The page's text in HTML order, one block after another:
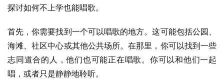
探讨如何不上学也能唱歌。
首先，你需要找到一个可以唱歌的地方。这可能包括公园、
海滩、社区中心或其他公共场所。在那里，你可以找到一些
志同道合的人，他们也可能正在唱歌。你可以和他们一起
唱，或者只是静静地聆听。